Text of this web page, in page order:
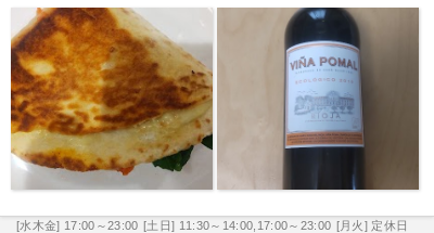
[水木金] 17:00～23:00 [土日] 11:30～14:00,17:00～23:00 [月火] 定休日